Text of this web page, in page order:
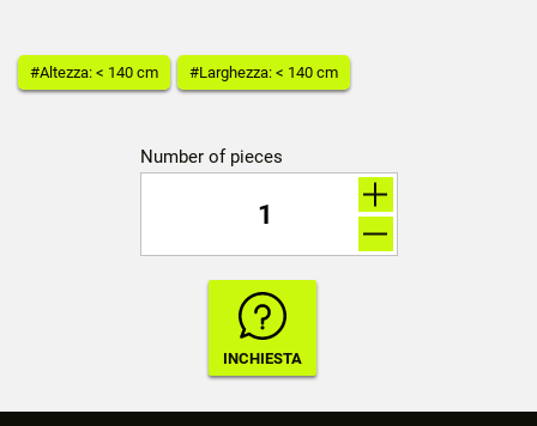
#Altezza: < 140 cm #Larghezza: < 140 cm
Number of pieces